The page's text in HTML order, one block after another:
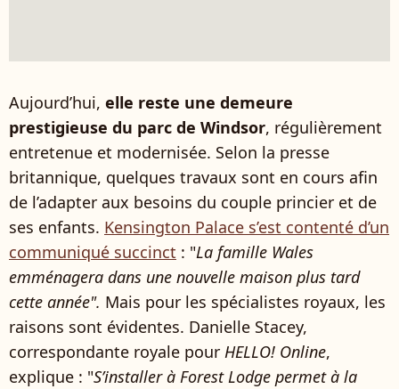
Aujourd’hui, elle reste une demeure
prestigieuse du parc de Windsor, régulièrement
entretenue et modernisée. Selon la presse
britannique, quelques travaux sont en cours afin
de l’adapter aux besoins du couple princier et de
ses enfants. Kensington Palace s’est contenté d’un
communiqué succinct : "La famille Wales
emménagera dans une nouvelle maison plus tard
cette année". Mais pour les spécialistes royaux, les
raisons sont évidentes. Danielle Stacey,
correspondante royale pour HELLO! Online,
explique : "S’installer à Forest Lodge permet à la